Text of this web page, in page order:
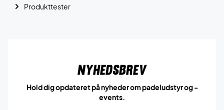
Produkttester
Nyhedsbrev
Hold dig opdateret på nyheder om padeludstyr og -
events.